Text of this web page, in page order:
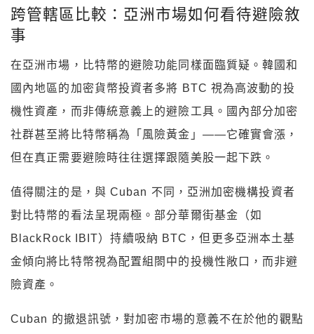
跨管轄區比較：亞洲市場如何看待避險敘
事
在亞洲市場，比特幣的避險功能同樣面臨質疑。韓國和
國內地區的加密貨幣投資者多將 BTC 視為高波動的投
機性資產，而非傳統意義上的避險工具。國內部分加密
社群甚至將比特幣稱為「風險黃金」——它確實會漲，
但在真正需要避險時往往選擇跟隨美股一起下跌。
值得關注的是，與 Cuban 不同，亞洲加密機構投資者
對比特幣的看法呈現兩極。部分華爾街基金（如
BlackRock IBIT）持續吸納 BTC，但更多亞洲本土基
金傾向將比特幣視為配置組閤中的投機性敞口，而非避
險資產。
Cuban 的撤退訊號，對加密市場的意義不在於他的觀點